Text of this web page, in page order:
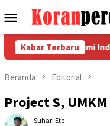
ke
Menu
Mobile
Kabar Terbaru
PT Sumi Indo Kabel dan
Beranda Editorial
Project S,
Suhari Ete